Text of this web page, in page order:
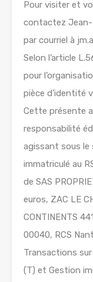
Pour visiter et
contactez Jean-
par courriel à
Selon l’article
pour
pièce d’identité
Cette présente
responsabilité
agissant sous le
immatriculé au
de SAS
euros, ZAC LE
CONTINENTS
00040, RCS
Transactions
(T) et Gestion